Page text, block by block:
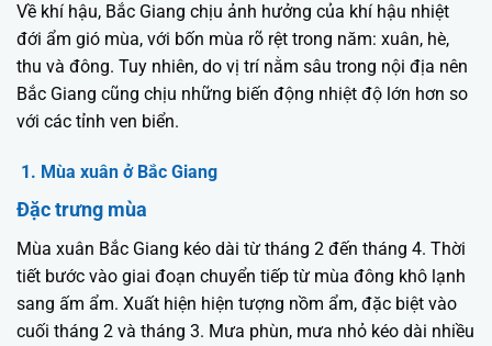
Về khí hậu, Bắc Giang chịu ảnh hưởng của khí hậu nhiệt
đới ẩm gió mùa, với bốn mùa rõ rệt trong năm: xuân, hè,
thu và đông. Tuy nhiên, do vị trí nằm sâu trong nội địa nên
Bắc Giang cũng chịu những biến động nhiệt độ lớn hơn so
với các tỉnh ven biển.
1. Mùa xuân ở Bắc Giang
Đặc trưng mùa
Mùa xuân Bắc Giang kéo dài từ tháng 2 đến tháng 4. Thời
tiết bước vào giai đoạn chuyển tiếp từ mùa đông khô lạnh
sang ấm ẩm. Xuất hiện hiện tượng nồm ẩm, đặc biệt vào
cuối tháng 2 và tháng 3. Mưa phùn, mưa nhỏ kéo dài nhiều